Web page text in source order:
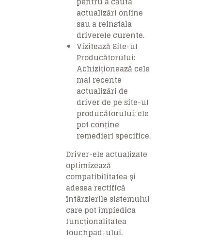
actualizări online
sau a reinstala
driverele curente.
Vizitează Site-ul
Producătorului:
Achiziționează cele
mai recente
actualizări de
driver de pe site-ul
producătorului; ele
pot conține
remedieri specifice.
Driver-ele actualizate
optimizează
compatibilitatea și
adesea rectifică
întârzierile sistemului
care pot împiedica
funcționalitatea
touchpad-ului.